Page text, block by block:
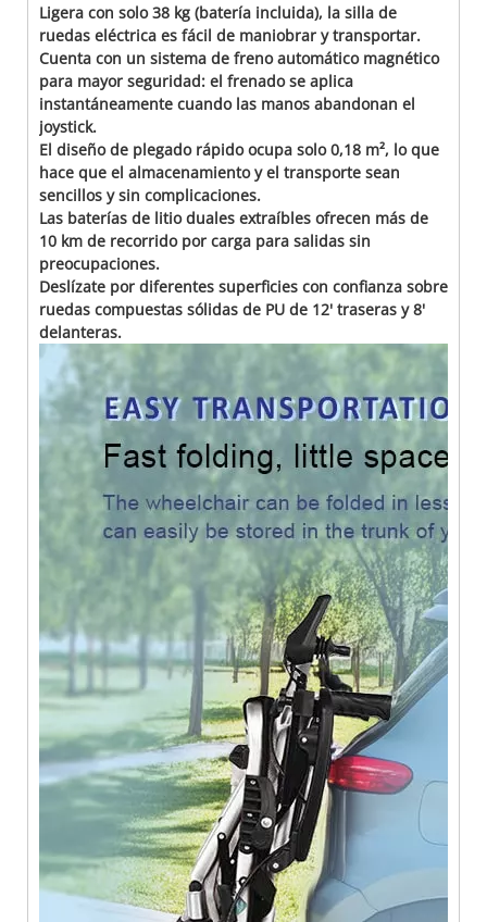
Ligera con solo 38 kg (batería incluida), la silla de
ruedas eléctrica es fácil de maniobrar y transportar.
Cuenta con un sistema de freno automático magnético
para mayor seguridad: el frenado se aplica
instantáneamente cuando las manos abandonan el
joystick.
El diseño de plegado rápido ocupa solo 0,18 m², lo que
hace que el almacenamiento y el transporte sean
sencillos y sin complicaciones.
Las baterías de litio duales extraíbles ofrecen más de
10 km de recorrido por carga para salidas sin
preocupaciones.
Deslízate por diferentes superficies con confianza sobre
ruedas compuestas sólidas de PU de 12' traseras y 8'
delanteras.